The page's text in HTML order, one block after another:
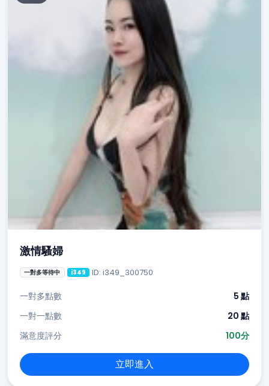
激情騷婦
一對多等待中 i349 ID: i349_300750
一對多點數
5 點
一對一點數
20 點
滿意度評分
100分
立即進入